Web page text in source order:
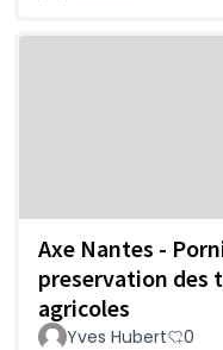
Axe Nantes -
preservation des
agricoles
Yves Hubert 0